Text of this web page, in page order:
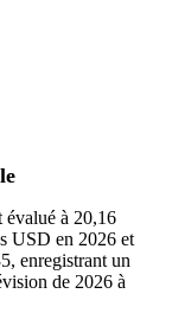
évalué à 20,16
USD en 2026 et
enregistrant un
de 2026 à